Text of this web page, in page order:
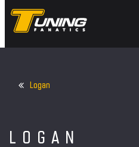
Logan
LOGAN